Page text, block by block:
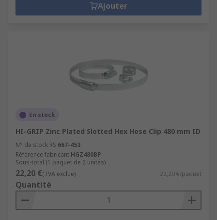
Ajouter
En stock
HI-GRIP Zinc Plated Slotted Hex Hose Clip 480 mm ID
N° de stock RS 667-453
Référence fabricant HGZ480BP
Sous-total (1 paquet de 2 unités)
22,20 €(TVA exclue) 22,20 €/paquet
Quantité